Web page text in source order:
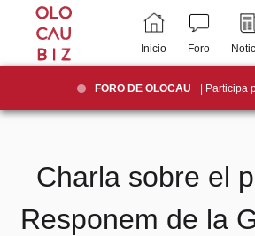
Inicio Foro
FORO DE OLOCAU | Participa
Charla sobre el
Responem de la